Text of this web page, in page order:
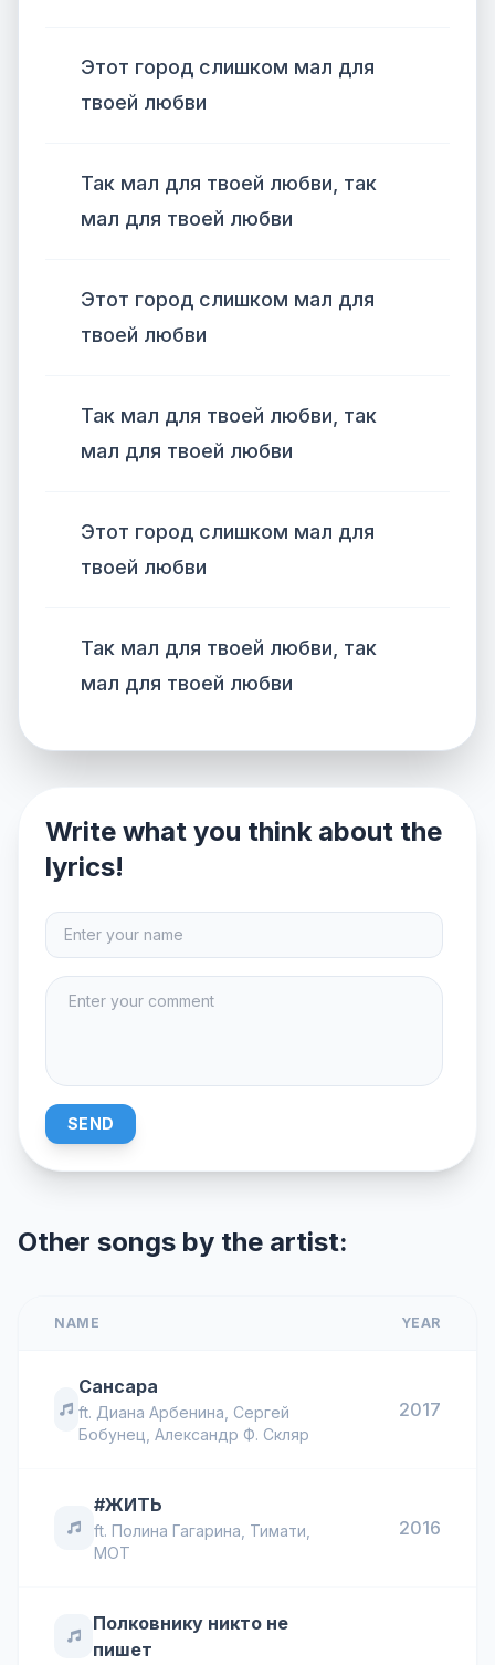
Этот город слишком мал для
твоей любви
Так мал для твоей любви, так
мал для твоей любви
Этот город слишком мал для
твоей любви
Так мал для твоей любви, так
мал для твоей любви
Этот город слишком мал для
твоей любви
Так мал для твоей любви, так
мал для твоей любви
Write what you think about the
lyrics!
SEND
Other songs by the artist:
NAME YEAR
Сансара
ft. Диана Арбенина Сергей
Бобунец Александр Ф. Скляр
2017
#ЖИТЬ
ft. Полина Гагарина Тимати
MOT
2016
Полковнику никто не
пишет